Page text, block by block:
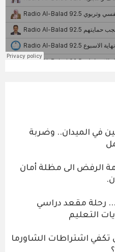
في الميدان.. وضربة
الرفض الى مظلة أمان
رحلة مقعد دراسي
التعليم
اشتراطات الشاورما